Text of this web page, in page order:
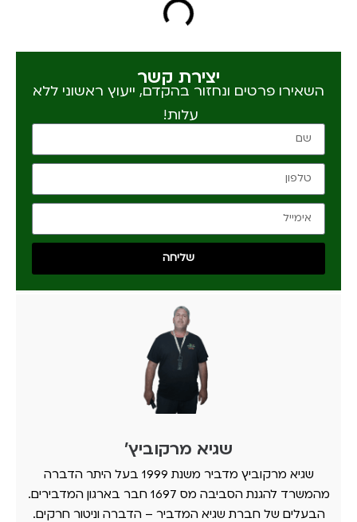
יצירת קשר
השאירו פרטים ונחזור בהקדם, ייעוץ ראשוני ללא
עלות!
שליחה
שגיא מרקוביץ'
שגיא מרקוביץ מדביר משנת 1999 בעל היתר הדברה
מהמשרד להגנת הסביבה מס 1697 חבר בארגון המדבירים.
הבעלים של חברת שגיא המדביר – הדברה וניטור חרקים.